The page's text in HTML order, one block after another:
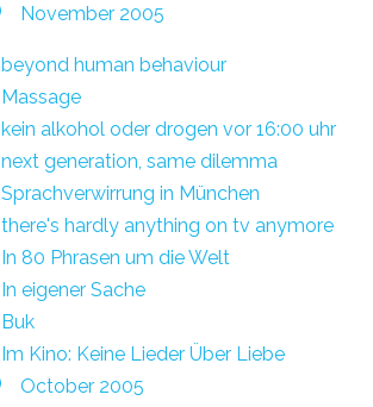
November 2005
beyond human behaviour
Massage
kein alkohol oder drogen vor 16:00 uhr
next generation, same dilemma
Sprachverwirrung in München
there's hardly anything on tv anymore
In 80 Phrasen um die Welt
In eigener Sache
Buk
Im Kino: Keine Lieder Über Liebe
October 2005